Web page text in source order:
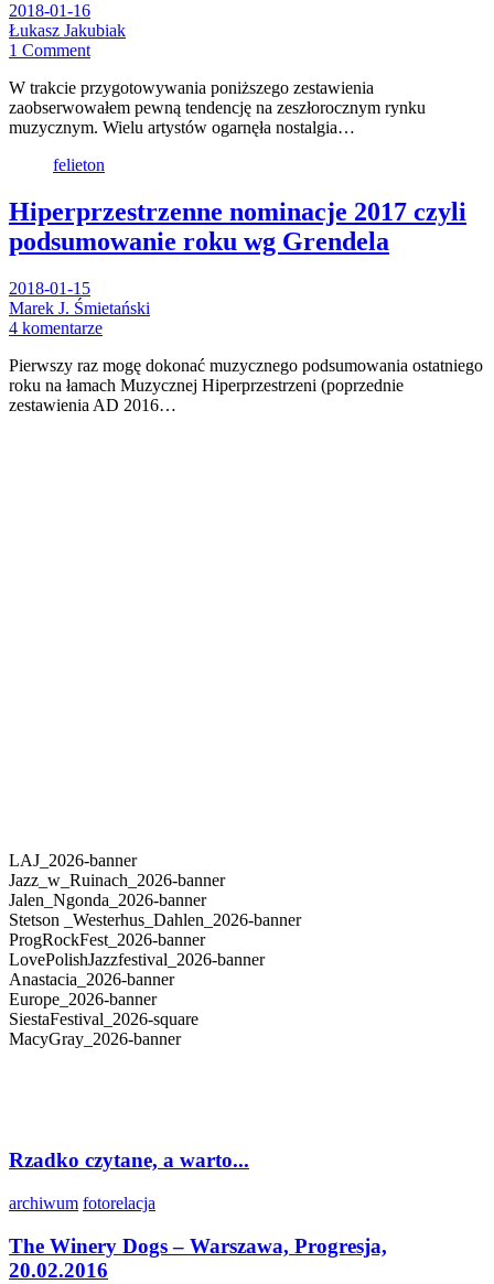
2018-01-16
Łukasz Jakubiak
1 Comment
W trakcie przygotowywania poniższego zestawienia
zaobserwowałem pewną tendencję na zeszłorocznym rynku
muzycznym. Wielu artystów ogarnęła nostalgia…
felieton
Hiperprzestrzenne nominacje 2017 czyli
podsumowanie roku wg Grendela
2018-01-15
Marek J. Śmietański
4 komentarze
Pierwszy raz mogę dokonać muzycznego podsumowania ostatniego
roku na łamach Muzycznej Hiperprzestrzeni (poprzednie
zestawienia AD 2016…
LAJ_2026-banner
Jazz_w_Ruinach_2026-banner
Jalen_Ngonda_2026-banner
Stetson _Westerhus_Dahlen_2026-banner
ProgRockFest_2026-banner
LovePolishJazzfestival_2026-banner
Anastacia_2026-banner
Europe_2026-banner
SiestaFestival_2026-square
MacyGray_2026-banner
Rzadko czytane, a warto...
archiwum fotorelacja
The Winery Dogs – Warszawa, Progresja,
20.02.2016